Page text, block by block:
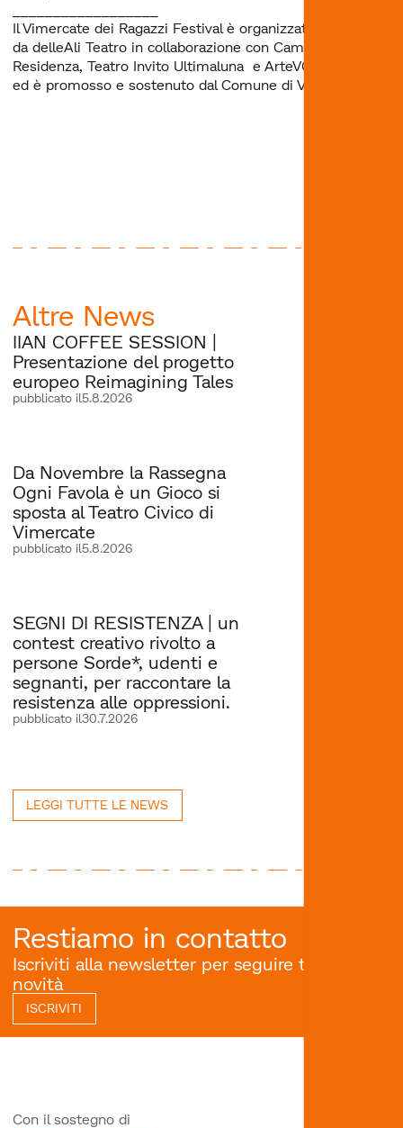
Il Vimercate dei Ragazzi Festival è organizzato e diretto
da delleAli Teatro in collaborazione con Campsirago
Residenza, Teatro Invito Ultimaluna e ArteVOX Teatro,
ed è promosso e sostenuto dal Comune di Vimercate
Altre News
IIAN COFFEE SESSION |
Presentazione del progetto
europeo Reimagining Tales
pubblicato il5.8.2026
Da Novembre la Rassegna
Ogni Favola è un Gioco si
sposta al Teatro Civico di
Vimercate
pubblicato il5.8.2026
SEGNI DI RESISTENZA | un
contest creativo rivolto a
persone Sorde*, udenti e
segnanti, per raccontare la
resistenza alle oppressioni.
pubblicato il30.7.2026
LEGGI TUTTE LE NEWS
Restiamo in contatto
Iscriviti alla newsletter per seguire tutte le
novità
ISCRIVITI
Con il sostegno di